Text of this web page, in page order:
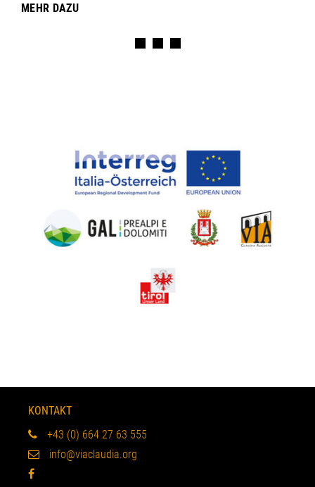
MEHR DAZU
KONTAKT
+43 (0) 664 27 63 555
info@viaclaudia.org